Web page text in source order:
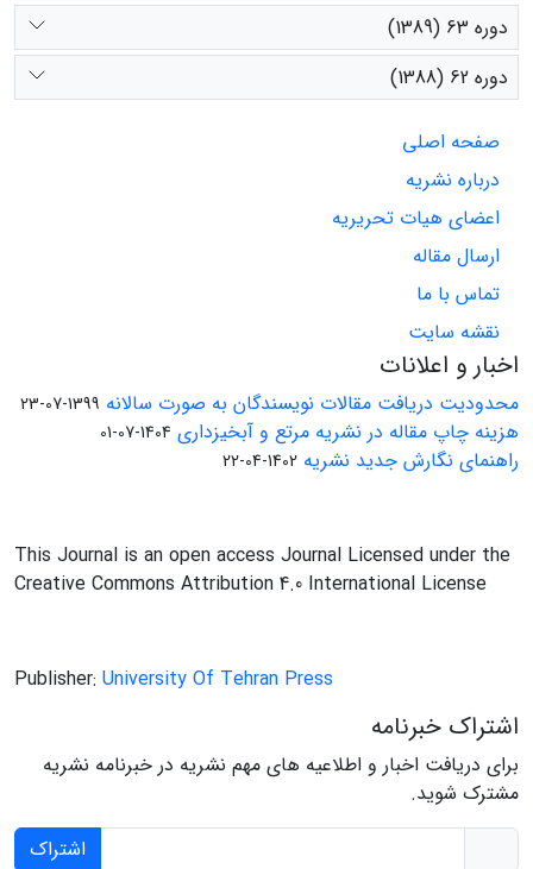
دوره 63 (1389)
دوره 62 (1388)
صفحه اصلی
درباره نشریه
اعضای هیات تحریریه
ارسال مقاله
تماس با ما
نقشه سایت
اخبار و اعلانات
محدودیت دریافت مقالات نویسندگان به صورت سالانه 1399-07-23
هزینه چاپ مقاله در نشریه مرتع و آبخیزداری 1404-07-01
راهنمای نگارش جدید نشریه 1402-04-22
This Journal is an open access Journal Licensed under the
Creative Commons Attribution 4.0 International License
Publisher: University Of Tehran Press
اشتراک خبرنامه
برای دریافت اخبار و اطلاعیه های مهم نشریه در خبرنامه نشریه
مشترک شوید.
اشتراک